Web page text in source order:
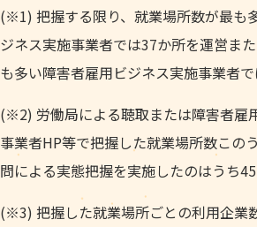
(※1) 把握する限り、就業場所数が最も
ジネス実施事業者では37か所を運営ま
も多い障害者雇用ビジネス実施事業者
(※2) 労働局による聴取または障害者雇
事業者HP等で把握した就業場所数この
問による実態把握を実施したのはうち
(※3) 把握した就業場所ごとの利用企業